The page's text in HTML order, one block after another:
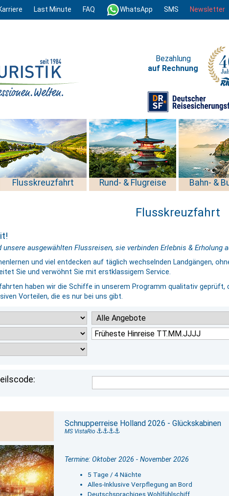
Last Minute FAQ WhatsApp SMS Newsletter
Bezahlung
auf Rechnung
Flusskreuzfahrt Rund- & Flugreise Bahn- &
Flusskreuzfahrt
ausgewählten Flussreisen, sie verbinden Erlebnis & Erholung
und viel entdecken auf täglich wechselnden Landgängen,
Sie und verwöhnt Sie mit erstklassigem Service.
haben wir die Schiffe in unserem Programm qualitativ
Vorteilen, die es nur bei uns gibt.
Schnupperreise Holland 2026 - Glückskabinen
MS VistaRio
Termine: Oktober 2026 - November 2026
5 Tage / 4 Nächte
Alles-Inklusive Verpflegung an Bord
Deutschsprachiges Wohlfühlschiff